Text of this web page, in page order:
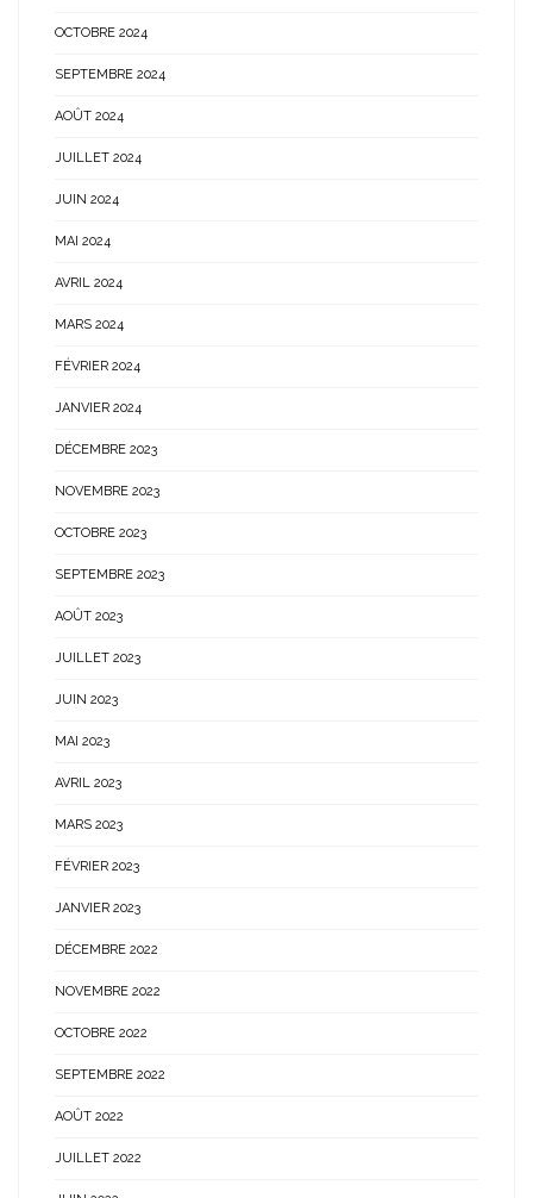
OCTOBRE 2024
SEPTEMBRE 2024
AOÛT 2024
JUILLET 2024
JUIN 2024
MAI 2024
AVRIL 2024
MARS 2024
FÉVRIER 2024
JANVIER 2024
DÉCEMBRE 2023
NOVEMBRE 2023
OCTOBRE 2023
SEPTEMBRE 2023
AOÛT 2023
JUILLET 2023
JUIN 2023
MAI 2023
AVRIL 2023
MARS 2023
FÉVRIER 2023
JANVIER 2023
DÉCEMBRE 2022
NOVEMBRE 2022
OCTOBRE 2022
SEPTEMBRE 2022
AOÛT 2022
JUILLET 2022